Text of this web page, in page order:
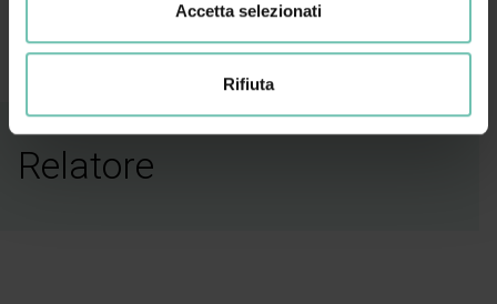
Accetta selezionati
Rifiuta
Relatore